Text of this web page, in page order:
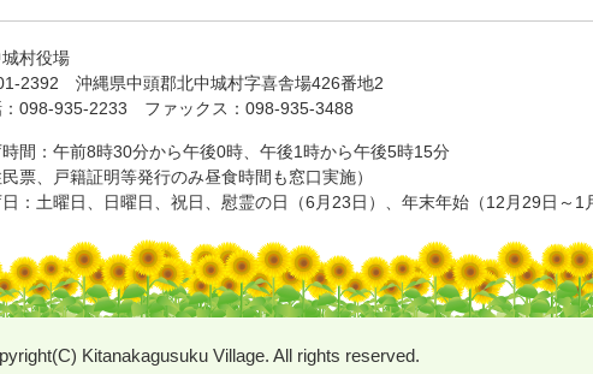
村役場
2392 沖縄県中頭郡北中城村字喜舎場426番地2
：098-935-2233 ファックス：098-935-3488
時間：午前8時30分から午後0時、 午後1時から午後5時15分
民票、戸籍証明等発行のみ昼食時間も窓口実施）
日：土曜日、日曜日、祝日、慰霊の日（6月23日）、年末年始（12月29日～1
Kitanakagusuku Village. All rights reserved.